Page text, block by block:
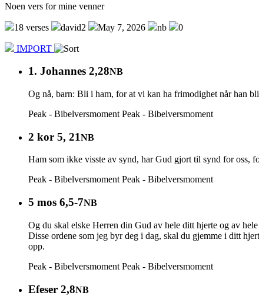
Noen vers for mine venner
18 verses david2 May 7, 2026 nb 0
IMPORT
1. Johannes 2,28NB
Og nå, barn: Bli i ham, for at vi kan ha frimodighet når han
Peak - Bibelversmoment Peak - Bibelversmoment
2 kor 5, 21NB
Ham som ikke visste av synd, har Gud gjort til synd for oss,
Peak - Bibelversmoment Peak - Bibelversmoment
5 mos 6,5-7NB
Og du skal elske Herren din Gud av hele ditt hjerte og av
Disse ordene som jeg byr deg i dag, skal du gjemme i ditt
opp.
Peak - Bibelversmoment Peak - Bibelversmoment
Efeser 2,8NB